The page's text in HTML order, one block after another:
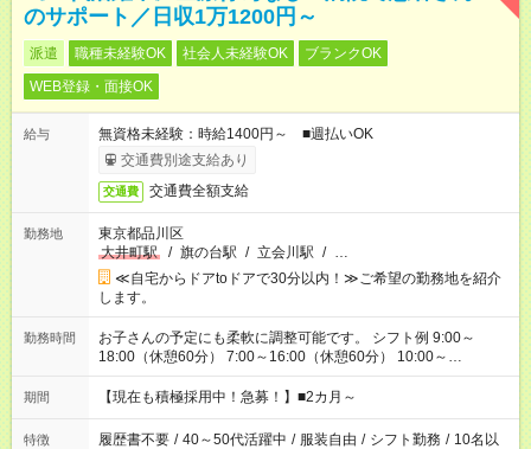
のサポート／日収1万1200円～
派遣 職種未経験OK 社会人未経験OK
ブランクOK
WEB登録・面接OK
給与
無資格未経験：時給1400円～ ■週払いOK
交通費別途支給あり
交通費 交通費全額支給
勤務地
東京都品川区
大井町駅
/ 旗の台駅 / 立会川駅 / …
≪自宅からドアtoドアで30分以内！≫ご希望の勤務地を紹介
します。
勤務時間
お子さんの予定にも柔軟に調整可能です。 シフト例 9:00～
18:00（休憩60分） 7:00～16:00（休憩60分） 10:00～
19:00（休憩60分） ※Wワーク希望の方へ 今ご覧のお仕事で希
望する勤務時間と、もう1つのお仕事の勤務時間の合計が 週40
期間 【現在も積極採用中！急募！】■2カ月～
特徴 履歴書不要 / 40～50代活躍中 / 服装自由 / シフト勤務 / 10名以